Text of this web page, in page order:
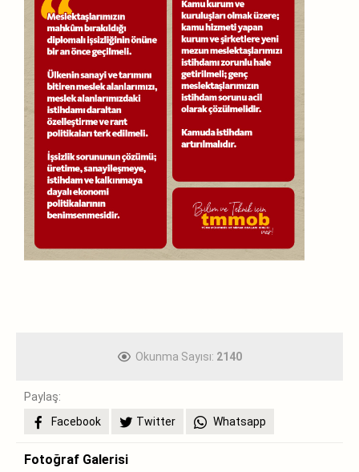
Okunma Sayısı: 2140
Paylaş:
Facebook
Twitter Whatsapp
Fotoğraf Galerisi